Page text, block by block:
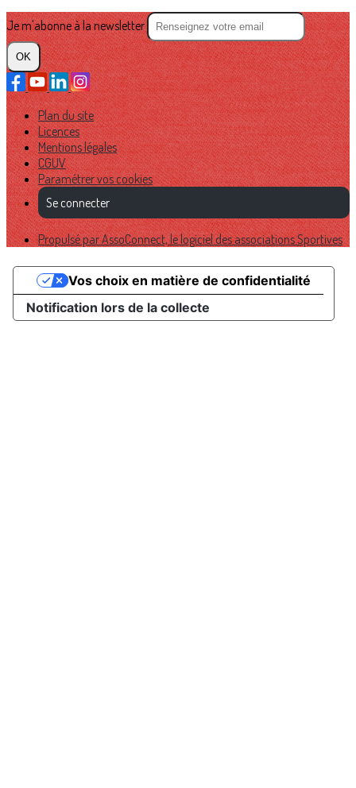
Je m'abonne à la newsletter
OK
Plan du site
Licences
Mentions légales
CGUV
Paramétrer vos cookies
Se connecter
Propulsé par AssoConnect, le logiciel des associations Sportives
Notification lors de la collecte
Vos choix en matière de confidentialité